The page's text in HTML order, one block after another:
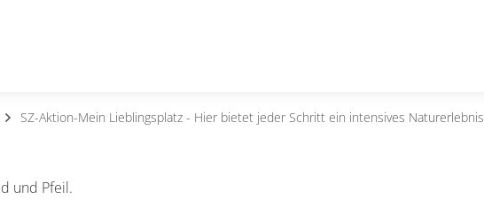
SZ-Aktion-Mein Lieblingsplatz - Hier bietet jeder Schritt ein intensives Naturerlebnis